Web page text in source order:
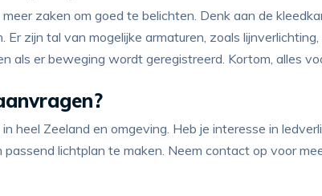
zaken om goed te belichten. Denk aan de
zijn tal van mogelijke armaturen, zoals
als er beweging wordt geregistreerd. Kortom, alles
heel Zeeland en omgeving. Heb je interesse in
lichtplan te maken. Neem contact op voor